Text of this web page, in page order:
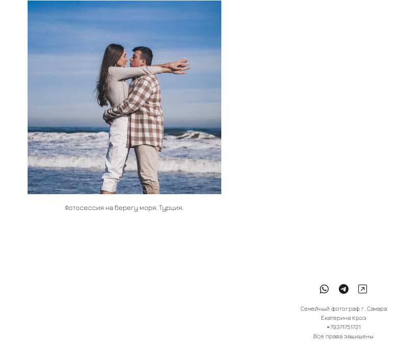
Фотосессия на берегу моря. Турция.
Семейный фотограф г. Самара
Екатерина Кроз
+79371751721
Все права защищены